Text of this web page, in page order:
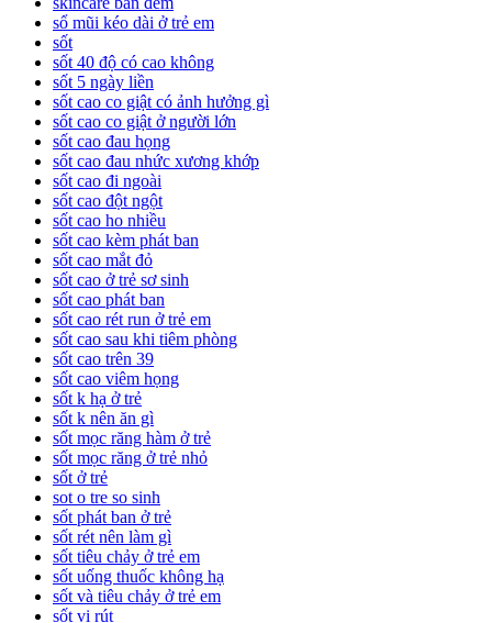
sổ mũi kéo dài ở trẻ em
sốt
sốt 40 độ có cao không
sốt 5 ngày liền
sốt cao co giật có ảnh hưởng gì
sốt cao co giật ở người lớn
sốt cao đau họng
sốt cao đau nhức xương khớp
sốt cao đi ngoài
sốt cao đột ngột
sốt cao ho nhiều
sốt cao kèm phát ban
sốt cao mắt đỏ
sốt cao ở trẻ sơ sinh
sốt cao phát ban
sốt cao rét run ở trẻ em
sốt cao sau khi tiêm phòng
sốt cao trên 39
sốt cao viêm họng
sốt k hạ ở trẻ
sốt k nên ăn gì
sốt mọc răng hàm ở trẻ
sốt mọc răng ở trẻ nhỏ
sốt ở trẻ
sot o tre so sinh
sốt phát ban ở trẻ
sốt rét nên làm gì
sốt tiêu chảy ở trẻ em
sốt uống thuốc không hạ
sốt và tiêu chảy ở trẻ em
sốt vi rút